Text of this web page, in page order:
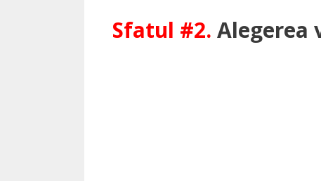
Sfatul #2. Alegerea